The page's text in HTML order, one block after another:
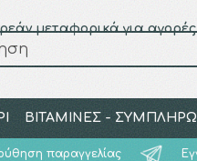
μεταφορικά για
ΒΙΤΑΜΙΝΕΣ -
παραγγελίας
Αναζήτηση